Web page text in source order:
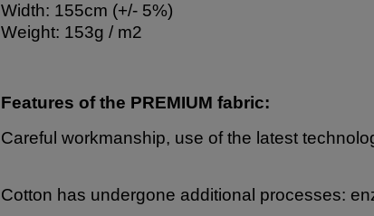
Width: 155cm (+/- 5%)
Weight: 153g / m2
Features of the PREMIUM fabric:
Careful workmanship, use of the latest
Cotton has undergone additional processes: